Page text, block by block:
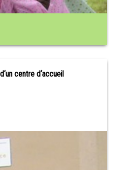
centre d‘accueil